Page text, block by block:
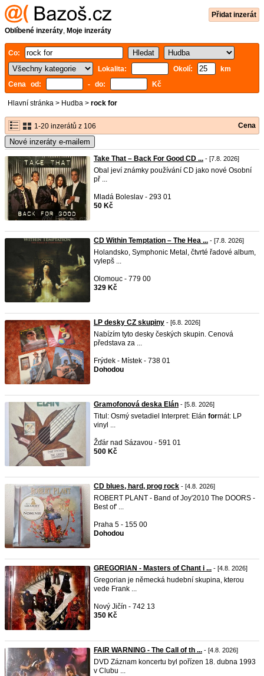
Přidat inzerát
Oblíbené inzeráty, Moje inzeráty
Co:
Lokalita:
Okolí:
km
Cena od:
- do: Kč
Hlavní stránka > Hudba > rock for
1-20 inzerátů z 106 Cena
Nové inzeráty e-mailem
Take That ‎– Back For Good CD ... - [7.8. 2026]
Obal jeví známky používání CD jako nové Osobní
př ...
Mladá Boleslav - 293 01
50 Kč
CD Within Temptation – The Hea ... - [7.8. 2026]
Holandsko, Symphonic Metal, čtvrté řadové album,
vylepš ...
Olomouc - 779 00
329 Kč
LP desky CZ skupiny - [6.8. 2026]
Nabízím tyto desky českých skupin. Cenová
představa za ...
Frýdek - Místek - 738 01
Dohodou
Gramofonová deska Elán - [5.8. 2026]
Titul: Osmý svetadiel Interpret: Elán formát: LP
vinyl ...
Žďár nad Sázavou - 591 01
500 Kč
CD blues, hard, prog rock - [4.8. 2026]
ROBERT PLANT - Band of Joy'2010 The DOORS -
Best of' ...
Praha 5 - 155 00
Dohodou
GREGORIAN - Masters of Chant i ... - [4.8. 2026]
Gregorian je německá hudební skupina, kterou
vede Frank ...
Nový Jičín - 742 13
350 Kč
FAIR WARNING - The Call of th ... - [4.8. 2026]
DVD Záznam koncertu byl pořízen 18. dubna 1993
v Clubu ...